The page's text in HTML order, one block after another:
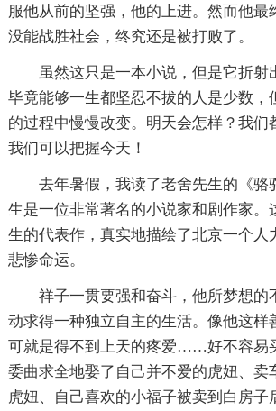
服他从前的坚强，他的上进。然而他最
没能战胜社会，终究还是被打败了。
虽然这只是一本小说，但是它折射
毕竟能够一生都坚忍不拔的人是少数，
的过程中慢慢改变。明天会怎样？我们
我们可以把握今天！
去年暑假，我读了老舍先生的《骆
生是一位非常著名的小说家和剧作家。
生的代表作，真实地描绘了北京一个
悲惨命运。
祥子一贯要强和奋斗，他所梦想的
动求得一种独立自主的生活。像他这样
可就是得不到上天的疼爱……好不容易
委曲求全地娶了自己并不爱的虎妞、卖
虎妞、自己喜欢的小福子被卖到白房